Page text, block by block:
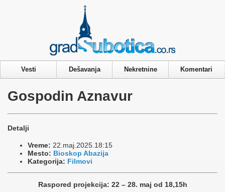
Vesti Dešavanja Nekretnine Komentari
Gospodin Aznavur
Detalji
Vreme: 22.maj.2025.18:15
Mesto: Bioskop Abazija
Kategorija: Filmovi
Raspored projekcija: 22– 28. maj od 18,15h
Privacy & Cookies Policy